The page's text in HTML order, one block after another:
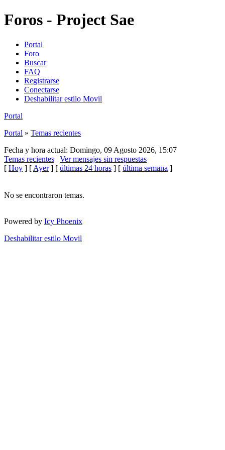
Foros - Project Sae
Portal
Foro
Buscar
FAQ
Registrarse
Conectarse
Deshabilitar estilo Movil
Portal
Portal » Temas recientes
Fecha y hora actual: Domingo, 09 Agosto 2026, 15:07
Temas recientes | Ver mensajes sin respuestas
[ Hoy ] [ Ayer] [ últimas 24 horas ] [ última semana ]
No se encontraron temas.
Powered by Icy Phoenix
Deshabilitar estilo Movil